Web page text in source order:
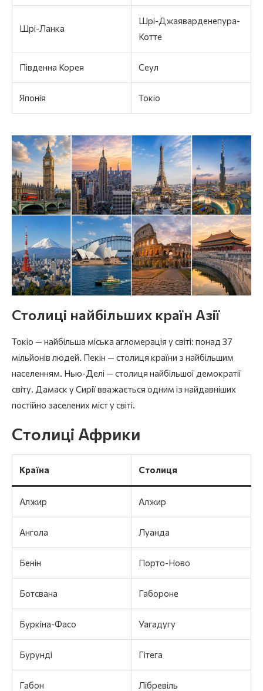
Шрі-Ланка
Шрі-Джаяварденепура-
Котте
Південна Корея Сеул
Японія Токіо
Столиці найбільших країн Азії
Токіо — найбільша міська агломерація у світі: понад 37
мільйонів людей. Пекін — столиця країни з найбільшим
населенням. Нью-Делі — столиця найбільшої демократії
світу. Дамаск у Сирії вважається одним із найдавніших
постійно заселених міст у світі.
Столиці Африки
Країна Столиця
Алжир Алжир
Ангола Луанда
Бенін Порто-Ново
Ботсвана Габороне
Буркіна-Фасо Уагадугу
Бурунді Гітега
Габон Лібревіль